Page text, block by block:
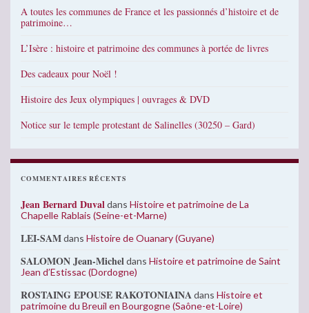
A toutes les communes de France et les passionnés d’histoire et de
patrimoine…
L’Isère : histoire et patrimoine des communes à portée de livres
Des cadeaux pour Noël !
Histoire des Jeux olympiques | ouvrages & DVD
Notice sur le temple protestant de Salinelles (30250 – Gard)
COMMENTAIRES RÉCENTS
Jean Bernard Duvaldans Histoire et patrimoine de La
Chapelle Rablais (Seine-et-Marne)
LEI-SAMdans Histoire de Ouanary (Guyane)
SALOMON Jean-Micheldans Histoire et patrimoine de Saint
Jean d’Estissac (Dordogne)
ROSTAING EPOUSE RAKOTONIAINAdans Histoire et
patrimoine du Breuil en Bourgogne (Saône-et-Loire)